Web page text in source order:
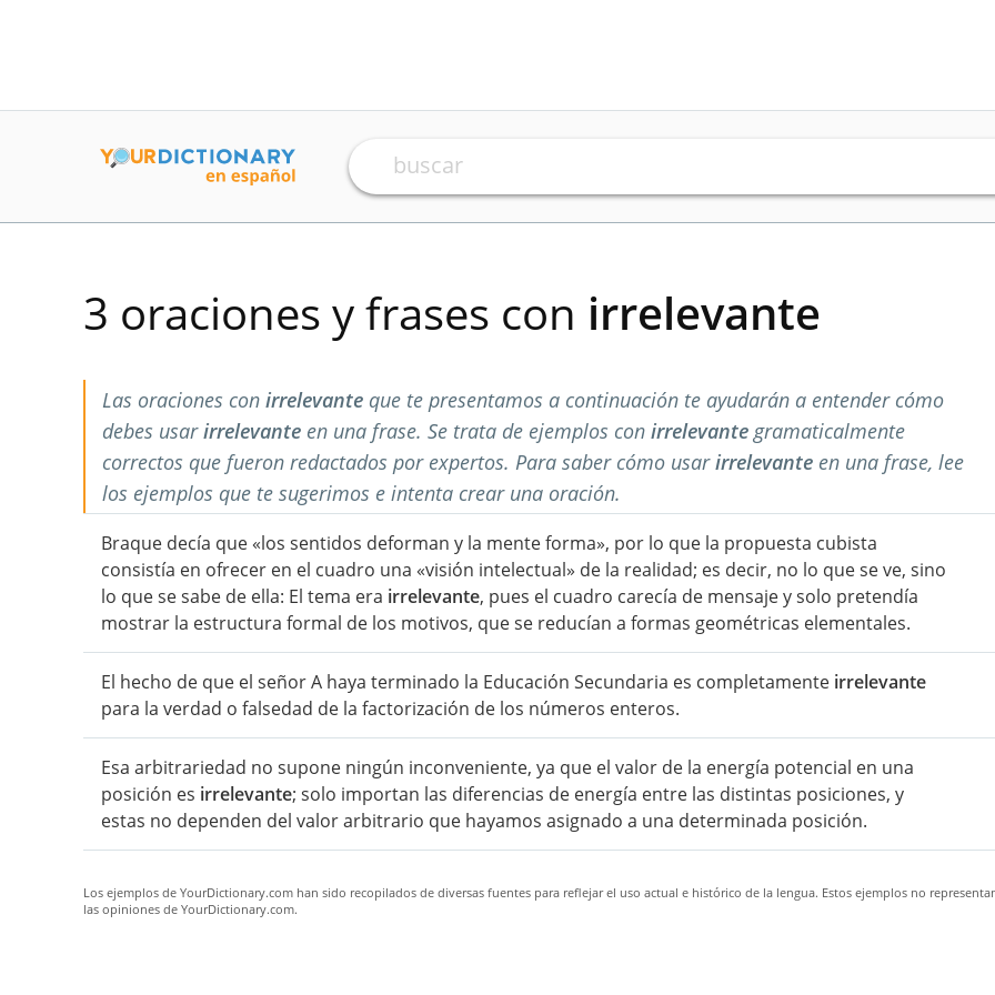
3 oraciones y frases con irrelevante
Las oraciones con irrelevante que te presentamos a continuación te ayudarán a entender cómo
debes usarirrelevante en una frase. Se trata de ejemplos con irrelevantegramaticalmente
correctos que fueron redactados por expertos. Para saber cómo usarirrelevante en una frase, lee
los ejemplos que te sugerimos e intenta crear una oración.
Braque decía que «los sentidos deforman y la mente forma», por lo que la propuesta cubista
consistía en ofrecer en el cuadro una «visión intelectual» de la realidad; es decir, no lo que se ve, sino
lo que se sabe de ella: El tema era irrelevante, pues el cuadro carecía de mensaje y solo pretendía
mostrar la estructura formal de los motivos, que se reducían a formas geométricas elementales.
El hecho de que el señor A haya terminado la Educación Secundaria es completamente irrelevante
para la verdad o falsedad de la factorización de los números enteros.
Esa arbitrariedad no supone ningún inconveniente, ya que el valor de la energía potencial en una
posición es irrelevante; solo importan las diferencias de energía entre las distintas posiciones, y
estas no dependen del valor arbitrario que hayamos asignado a una determinada posición.
Los ejemplos de YourDictionary.com han sido recopilados de diversas fuentes para reflejar el uso actual e histórico de la lengua. Estos ejemplos no
las opiniones de YourDictionary.com.